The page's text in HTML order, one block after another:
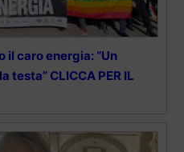
il caro energia: “Un
testa” CLICCA PER IL